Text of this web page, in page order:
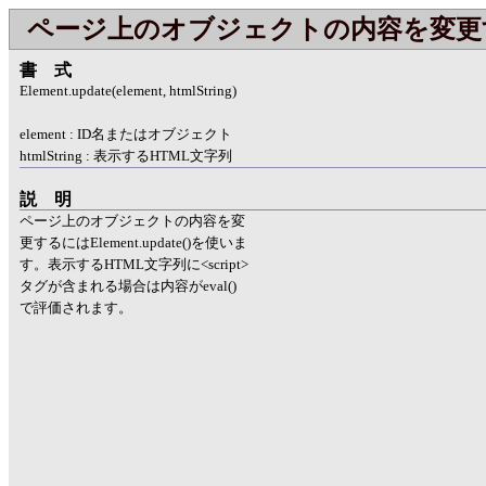
ページ上のオブジェクトの内容を変
書式
Element.update(element, htmlString)
element : ID名またはオブジェクト
htmlString : 表示するHTML文字列
説明
ページ上のオブジェクトの内容を変
更するにはElement.update()を使いま
す。表示するHTML文字列に<script>
タグが含まれる場合は内容がeval()
で評価されます。